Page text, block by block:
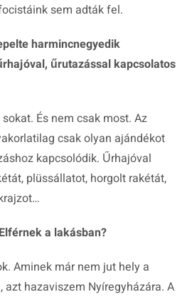
sem adták fel.
harmincnegyedik
űrutazással kapcsolatos
És nem csak most. Az
csak olyan ajándékot
kapcsolódik. Űrhajóval
plüssállatot, horgolt rakétát,
a lakásban?
Aminek már nem jut hely a
hazaviszem Nyíregyházára. A